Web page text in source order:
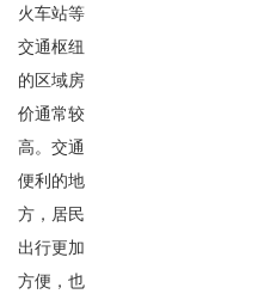
火车站等
交通枢纽
的区域房
价通常较
高。交通
便利的地
方，居民
出行更加
方便，也